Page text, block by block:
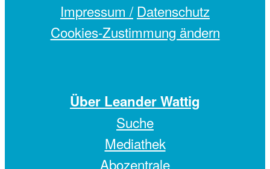
Impressum / Datenschutz
Cookies-Zustimmung ändern
Über Leander Wattig
Suche
Mediathek
Abozentrale